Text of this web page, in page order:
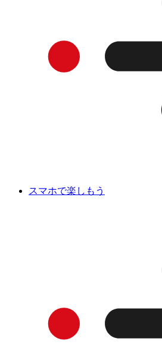
スマホで楽しもう